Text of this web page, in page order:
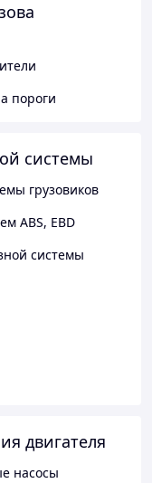
пороги
системы
грузовиков
ABS, EBD
системы
двигателя
насосы